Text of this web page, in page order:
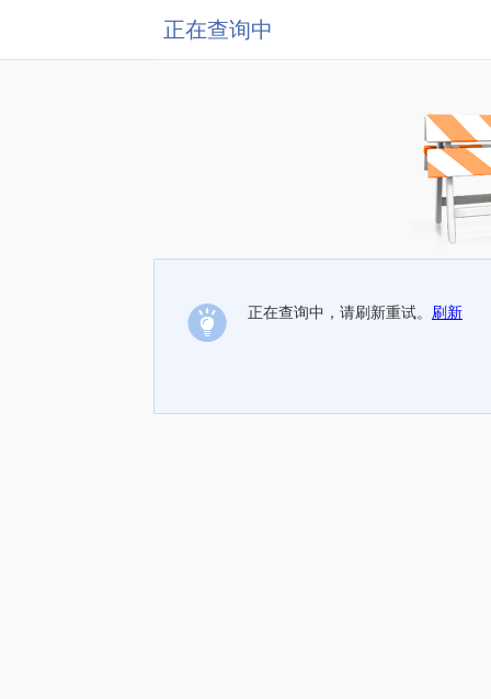
正在查询中
正在查询中，请刷新重试。 刷新